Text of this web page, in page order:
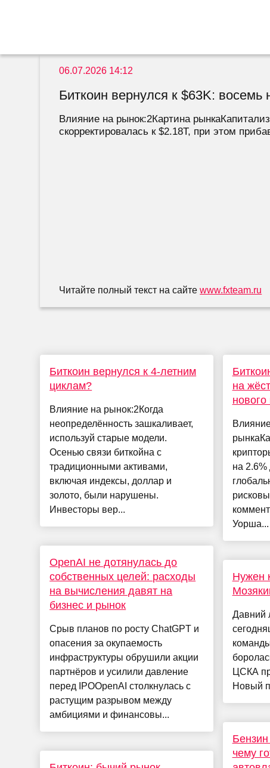
06.07.2026 14:12
Биткоин вернулся к $63K: восемь
Влияние на рынок:2Картина
скорректировалась к $2.18T, при этом
Читайте полный текст на сайтеwww.fxteam.ru
Биткоин вернулся к 4-летним
циклам?
Влияние на рынок:2Когда
неопределённость зашкаливает,
используй старые модели.
Осенью связи биткойна с
традиционными активами,
включая индексы, доллар и
золото, были нарушены.
Инвесторы вер...
OpenAI не дотянулась до
собственных целей: расходы
на вычисления давят на
бизнес и рынок
Срыв планов по росту ChatGPT и
опасения за окупаемость
инфраструктуры обрушили акции
партнёров и усилили давление
перед IPOOpenAI столкнулась с
растущим разрывом между
амбициями и финансовы...
на
на 2.6%
Уорша...
Нужен
Давний
ЦСКА
Новый
чему